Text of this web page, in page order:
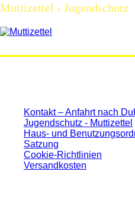
Muttizettel - Jugendschutz
Kontakt – Anfahrt nach
Jugendschutz - Muttizettel
Haus- und
Satzung
Cookie-Richtlinien
Versandkosten